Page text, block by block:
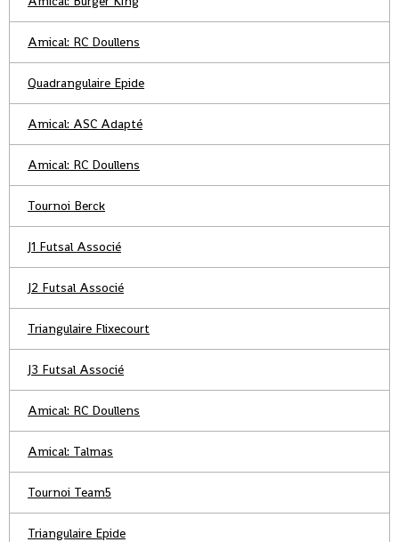
Amical: RC Doullens
Quadrangulaire Epide
Amical: ASC Adapté
Amical: RC Doullens
Tournoi Berck
J1 Futsal Associé
J2 Futsal Associé
Triangulaire Flixecourt
J3 Futsal Associé
Amical: RC Doullens
Amical: Talmas
Tournoi Team5
Triangulaire Epide